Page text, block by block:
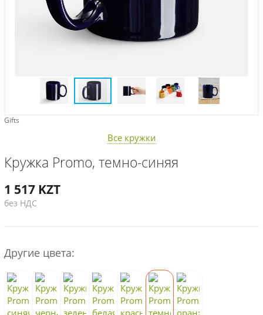
Gifts
Все кружки
Кружка Promo, темно-синяя
1 517 KZT
без НДС
Другие цвета: